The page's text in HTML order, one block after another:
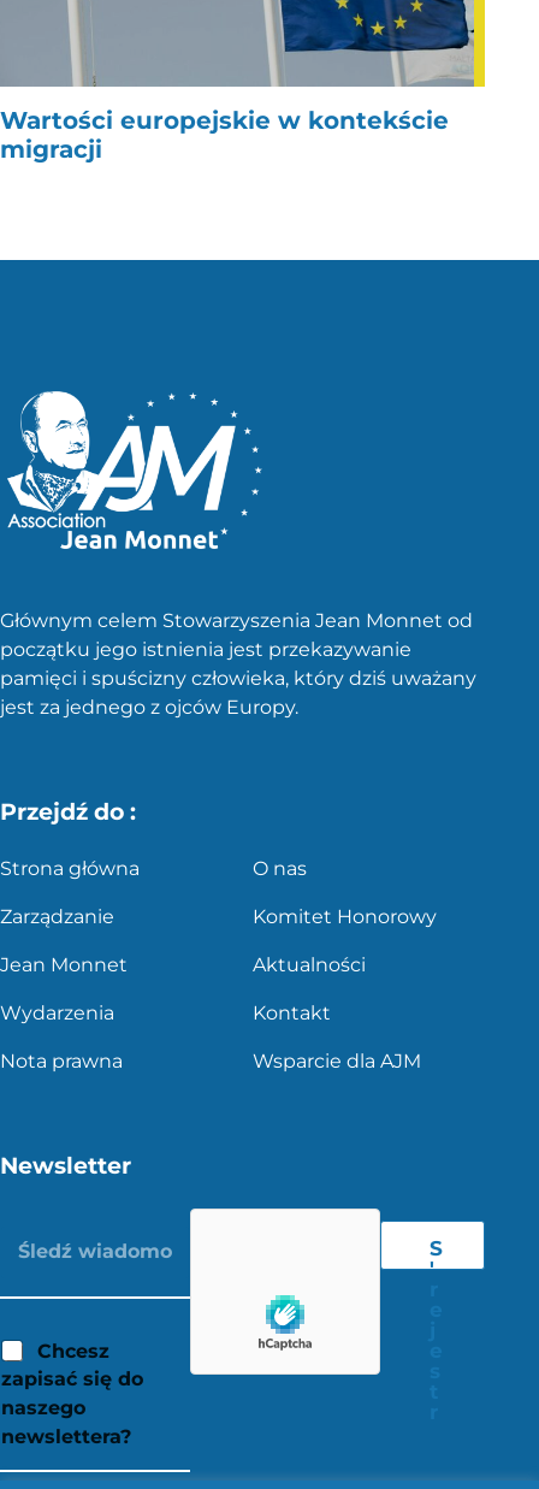
Wartości europejskie w kontekście
migracji
Głównym celem Stowarzyszenia Jean Monnet od
początku jego istnienia jest przekazywanie
pamięci i spuścizny człowieka, który dziś uważany
jest za jednego z ojców Europy.
Przejdź do :
Strona główna O nas
Zarządzanie Komitet Honorowy
Jean Monnet Aktualności
Wydarzenia Kontakt
Nota prawna Wsparcie dla AJM
Newsletter
Chcesz
zapisać się do
naszego
newslettera?
S
'